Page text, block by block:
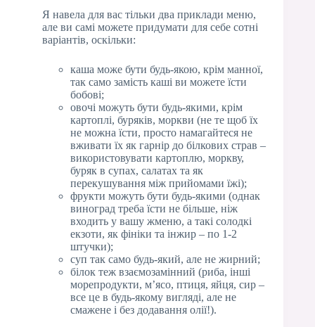
Я навела для вас тільки два приклади меню,
але ви самі можете придумати для себе сотні
варіантів, оскільки:
каша може бути будь-якою, крім манної,
так само замість каші ви можете їсти
бобові;
овочі можуть бути будь-якими, крім
картоплі, буряків, моркви (не те щоб їх
не можна їсти, просто намагайтеся не
вживати їх як гарнір до білкових страв –
використовувати картоплю, моркву,
буряк в супах, салатах та як
перекушування між прийомами їжі);
фрукти можуть бути будь-якими (однак
виноград треба їсти не більше, ніж
входить у вашу жменю, а такі солодкі
екзоти, як фініки та інжир – по 1-2
штучки);
суп так само будь-який, але не жирний;
білок теж взаємозамінний (риба, інші
морепродукти, м’ясо, птиця, яйця, сир –
все це в будь-якому вигляді, але не
смажене і без додавання олії!).